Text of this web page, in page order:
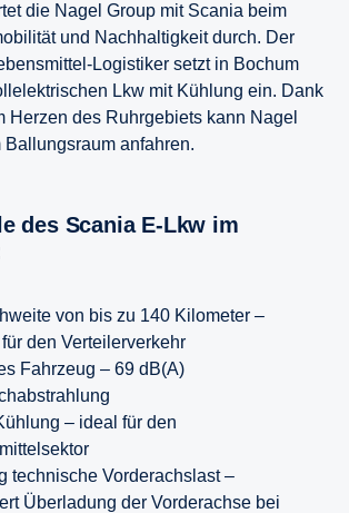
die Nagel Group mit Scania beim
und Nachhaltigkeit durch. Der
Logistiker setzt in Bochum
Lkw mit Kühlung ein. Dank
Herzen des Ruhrgebiets kann Nagel
anfahren.
von bis zu 140 Kilometer –
den Verteilerverkehr
Fahrzeug – 69 dB(A)
– ideal für den
technische Vorderachslast –
Überladung der Vorderachse bei